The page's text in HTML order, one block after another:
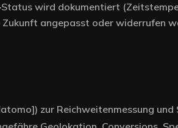
wird dokumentiert
angepasst oder widerrufen
zur Reichweitenmessung und